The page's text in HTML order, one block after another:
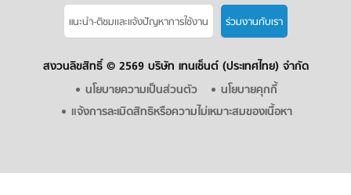
แนะนำ-ติชมเเละแจ้งปัญหาการใช้งาน ร่วมงานกับเรา
สงวนลิขสิทธิ์ © 2569 บริษัท เทนเซ็นต์ (ประเทศไทย) จำกัด
นโยบายความเป็นส่วนตัว
นโยบายคุกกี้
แจ้งการละเมิดสิทธิหรือความไม่เหมาะสมของเนื้อหา